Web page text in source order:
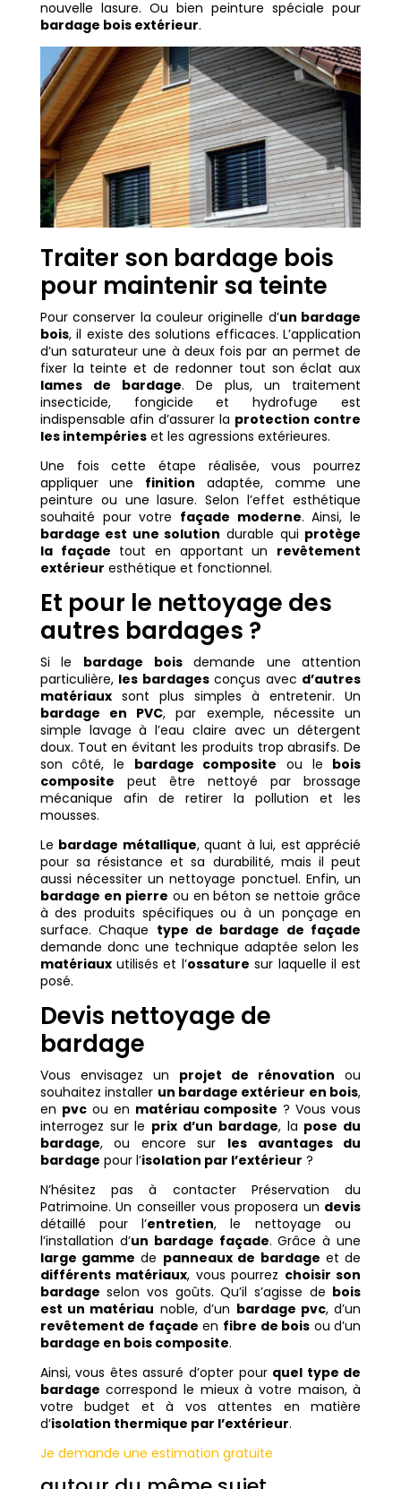
nouvelle lasure. Ou bien peinture spéciale pour
bardage bois extérieur.
Traiter son bardage bois
pour maintenir sa teinte
Pour conserver la couleur originelle d’un bardage
bois, il existe des solutions efficaces. L’application
d’un saturateur une à deux fois par an permet de
fixer la teinte et de redonner tout son éclat aux
lames de bardage. De plus, un traitement
insecticide, fongicide et hydrofuge est
indispensable afin d’assurer la protection contre
les intempérieset les agressions extérieures.
Une fois cette étape réalisée, vous pourrez
appliquer une finition adaptée, comme une
peinture ou une lasure. Selon l’effet esthétique
souhaité pour votre façade moderne. Ainsi, le
bardage est une solution durable qui protège
la façade tout en apportant un revêtement
extérieur esthétique et fonctionnel.
Et pour le nettoyage des
autres bardages ?
Si le bardage boisdemande une attention
particulière, les bardagesconçus avec d’autres
matériauxsont plus simples à entretenir. Un
bardage en PVC, par exemple, nécessite un
simple lavage à l’eau claire avec un détergent
doux. Tout en évitant les produits trop abrasifs. De
son côté, le bardage composite ou le bois
composite peut être nettoyé par brossage
mécanique afin de retirer la pollution et les
mousses.
Le bardage métallique, quant à lui, est apprécié
pour sa résistance et sa durabilité, mais il peut
aussi nécessiter un nettoyage ponctuel. Enfin, un
bardage en pierre ou en béton se nettoie grâce
à des produits spécifiques ou à un ponçage en
surface. Chaque type de bardage de façade
demande donc une technique adaptée selon les
matériauxutilisés et l’ossature sur laquelle il est
posé.
Devis nettoyage de
bardage
Vous envisagez un projet de rénovation ou
souhaitez installer un bardage extérieur en bois,
en pvcou en matériau composite ? Vous vous
interrogez sur le prix d’un bardage, la pose du
bardage, ou encore sur les avantages du
bardage pour l’isolation par l’extérieur ?
N’hésitez pas à contacter Préservation du
Patrimoine. Un conseiller vous proposera un devis
détaillé pour l’entretien, le nettoyage ou
l’installation d’un bardage façade. Grâce à une
large gamme de panneaux de bardage et de
différents matériaux, vous pourrez choisir son
bardage selon vos goûts. Qu’il s’agisse de bois
est un matériau noble, d’un bardage pvc, d’un
revêtement de façade en fibre de bois ou d’un
bardage en bois composite.
Ainsi, vous êtes assuré d’opter pour quel type de
bardage correspond le mieux à votre maison, à
votre budget et à vos attentes en matière
d’isolation thermique par l’extérieur.
Je demande une estimation gratuite